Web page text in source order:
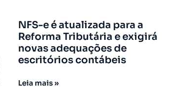
NFS-e é atualizada para a
Reforma Tributária e exigirá
novas adequações de
escritórios contábeis
Leia mais »